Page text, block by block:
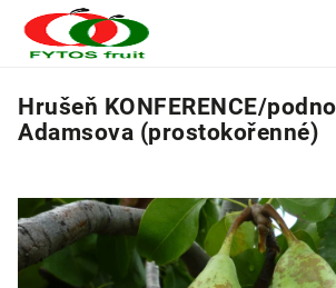
Hrušeň KONFERENCE/
Adamsova (prostokořenné)